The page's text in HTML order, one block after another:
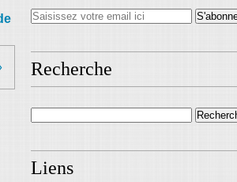
Recherche
Liens